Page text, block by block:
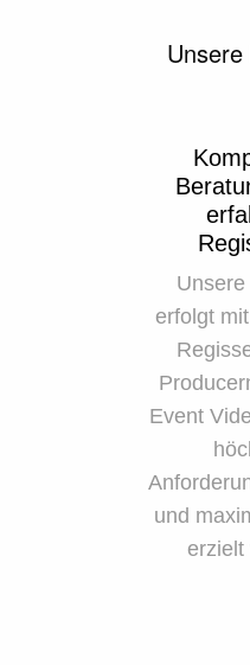
erfolgt
Event
und
erzielt